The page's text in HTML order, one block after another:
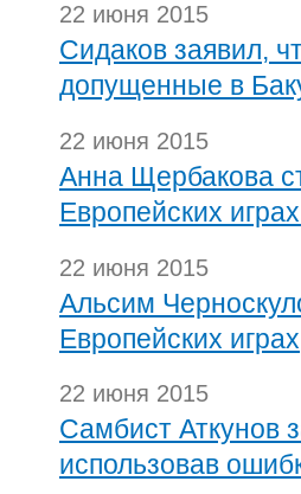
22 июня 2015
Сидаков заявил,
допущенные в
22 июня 2015
Анна Щербакова
Европейских
22 июня 2015
Альсим
Европейских играх
22 июня 2015
Самбист Аткунов
использовав